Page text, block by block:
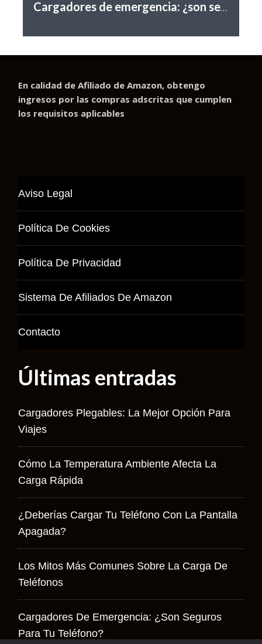
Cargadores de emergencia: ¿son seguros para tu teléfono?
En calidad de Afiliado de Amazon, obtengo
ingresos por las compras adscritas que cumplen
los requisitos aplicables
Aviso Legal
Política De Cookies
Política De Privacidad
Sistema De Afiliados De Amazon
Contacto
Últimas entradas
Cargadores Plegables: La Mejor Opción Para
Viajes
Cómo La Temperatura Ambiente Afecta La
Carga Rápida
¿Deberías Cargar Tu Teléfono Con La Pantalla
Apagada?
Los Mitos Más Comunes Sobre La Carga De
Teléfonos
Cargadores De Emergencia: ¿son Seguros
Para Tu Teléfono?